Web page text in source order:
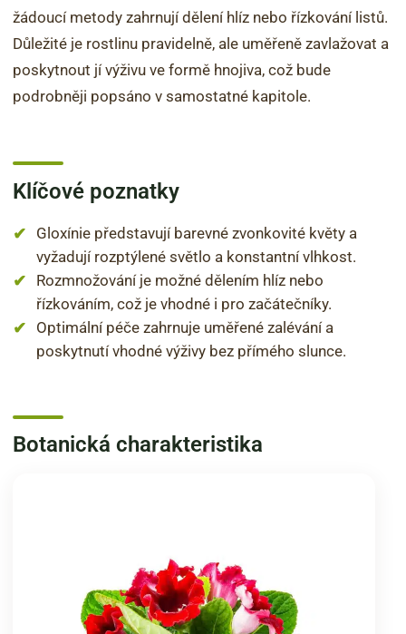
žádoucí metody zahrnují dělení hlíz nebo řízkování listů.
Důležité je rostlinu pravidelně, ale uměřeně zavlažovat a
poskytnout jí výživu ve formě hnojiva, což bude
podrobněji popsáno v samostatné kapitole.
Klíčové poznatky
Gloxínie představují barevné zvonkovité květy a
vyžadují rozptýlené světlo a konstantní vlhkost.
Rozmnožování je možné dělením hlíz nebo
řízkováním, což je vhodné i pro začátečníky.
Optimální péče zahrnuje uměřené zalévání a
poskytnutí vhodné výživy bez přímého slunce.
Botanická charakteristika